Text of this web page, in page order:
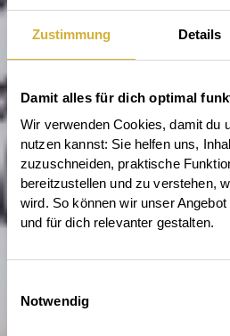
Zustimmung Details
Damit alles für dich optimal
Wir verwenden Cookies, damit du
nutzen kannst: Sie helfen uns,
zuzuschneiden, praktische
bereitzustellen und zu verstehen,
wird. So können wir unser
und für dich relevanter gestalten.
Notwendig